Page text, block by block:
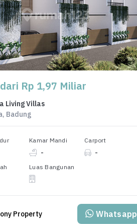
Rp 1,97 Miliar
Living Villas
Badung
Kamar Mandi
-
Carport
-
Luas Bangunan
Property Whatsapp